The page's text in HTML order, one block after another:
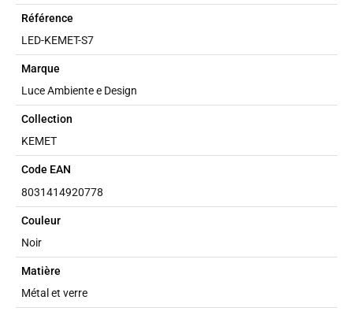
Référence
LED-KEMET-S7
Marque
Luce Ambiente e Design
Collection
KEMET
Code EAN
8031414920778
Couleur
Noir
Matière
Métal et verre